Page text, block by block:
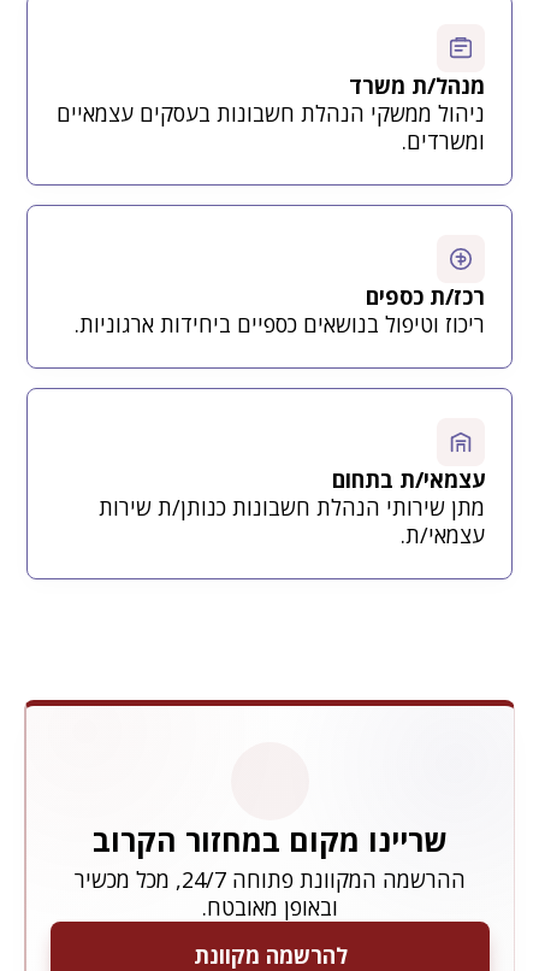
מנהל/ת משרד
ניהול ממשקי הנהלת חשבונות בעסקים עצמאיים
ומשרדים.
רכז/ת כספים
ריכוז וטיפול בנושאים כספיים ביחידות ארגוניות.
עצמאי/ת בתחום
מתן שירותי הנהלת חשבונות כנותן/ת שירות
עצמאי/ת.
שריינו מקום במחזור הקרוב
ההרשמה המקוונת פתוחה 24/7, מכל מכשיר
ובאופן מאובטח.
להרשמה מקוונת